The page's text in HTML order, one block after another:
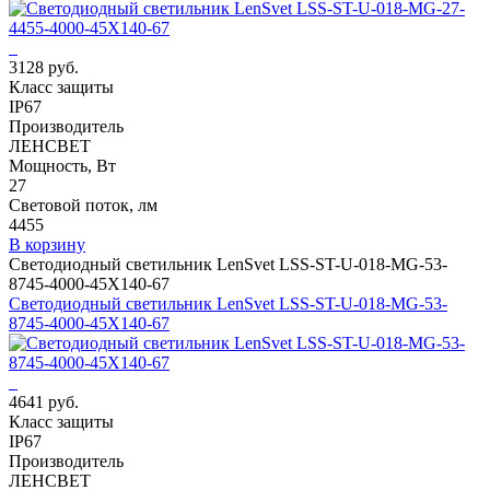
3128 руб.
Класс защиты
IP67
Производитель
ЛЕНСВЕТ
Мощность, Вт
27
Световой поток, лм
4455
В корзину
Светодиодный светильник LenSvet LSS-ST-U-018-MG-53-
8745-4000-45X140-67
Светодиодный светильник LenSvet LSS-ST-U-018-MG-53-
8745-4000-45X140-67
4641 руб.
Класс защиты
IP67
Производитель
ЛЕНСВЕТ